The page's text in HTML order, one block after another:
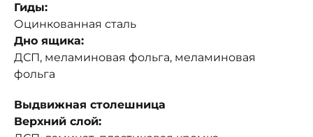
Гиды:
Оцинкованная сталь
Дно ящика:
ДСП, меламиновая фольга, меламиновая
фольга
Выдвижная столешница
Верхний слой: